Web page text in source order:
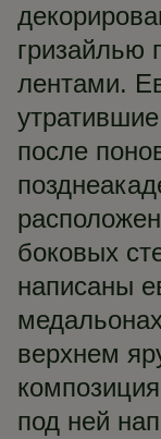
гризайлью
лентами.
после
боковых
написаны
верхнем
под ней